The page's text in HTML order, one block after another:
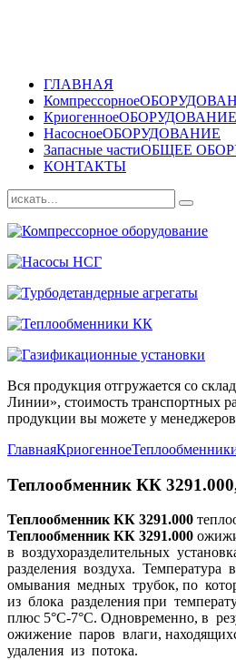
ГЛАВНАЯ
Компрессорное
КриогенноеОБОРУДОВАНИЕ
НасосноеОБОРУДОВАНИЕ
Запасные частиОБЩЕЕ
КОНТАКТЫ
Вся продукция отгружается со
Линии», стоимость транспортных
продукции вы можете у
ГлавнаяКриогенное
Теплообменник КК
Теплообменник КК 3291.000
Теплообменник КК 3291.000
в воздухоразделительных
разделения воздуха. Температура
омывания медных трубок, по
из блока разделения при
плюс 5°C-7°C. Одновременно, в
ожижение паров влаги,
удаления из потока.